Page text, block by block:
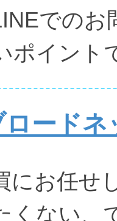
でのお
ポイント
ードネ
にお任せ
くない、